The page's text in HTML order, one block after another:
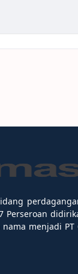
menjadi